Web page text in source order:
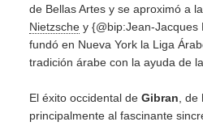
de Bellas Artes y se aproximó a
Nietzsche y {@bip:Jean-Jacques
fundó en Nueva York la Liga
tradición árabe con la ayuda de
El éxito occidental de Gibran ,
principalmente al fascinante